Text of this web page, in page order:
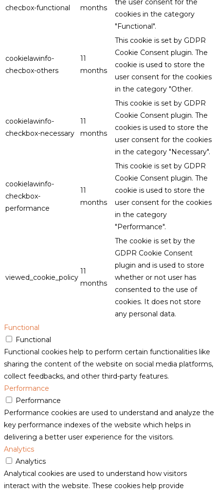
checbox-functional
months
the user consent for the
cookies in the category
"Functional".
cookielawinfo-
checbox-others
11
months
This cookie is set by GDPR
Cookie Consent plugin. The
cookie is used to store the
user consent for the cookies
in the category "Other.
cookielawinfo-
checkbox-necessary
11
months
This cookie is set by GDPR
Cookie Consent plugin. The
cookies is used to store the
user consent for the cookies
in the category "Necessary".
cookielawinfo-
checkbox-
performance
11
months
This cookie is set by GDPR
Cookie Consent plugin. The
cookie is used to store the
user consent for the cookies
in the category
"Performance".
viewed_cookie_policy
11
months
The cookie is set by the
GDPR Cookie Consent
plugin and is used to store
whether or not user has
consented to the use of
cookies. It does not store
any personal data.
Functional
Functional
Functional cookies help to perform certain functionalities like
sharing the content of the website on social media platforms,
collect feedbacks, and other third-party features.
Performance
Performance
Performance cookies are used to understand and analyze the
key performance indexes of the website which helps in
delivering a better user experience for the visitors.
Analytics
Analytics
Analytical cookies are used to understand how visitors
interact with the website. These cookies help provide